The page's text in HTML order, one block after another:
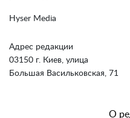
Hyser Media
Адрес редакции
03150 г. Киев, улица
Большая Васильковская, 71
О